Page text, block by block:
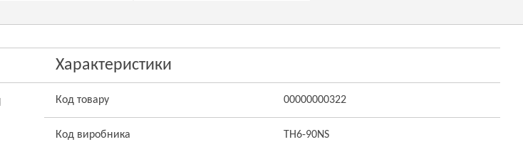
Характеристики
Код товару 00000000322
Код виробника TH6-90NS